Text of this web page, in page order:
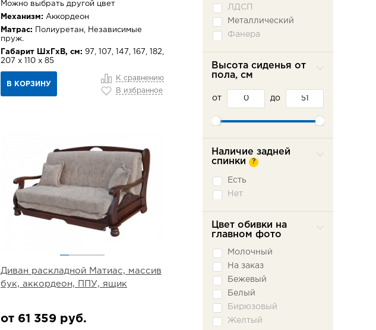
Можно выбрать другой цвет
Механизм: Аккордеон
Матрас: Полиуретан, Независимые
пруж.
Габарит ШхГхВ, см: 97, 107, 147, 167, 182,
207 х 110 х 85
В КОРЗИНУ
К сравнению
В избранное
Диван раскладной Матиас, массив
бук, аккордеон, ППУ, ящик
от 61 359 руб.
ЛДСП
Металлический
Фанера
Высота сиденья от
пола, см
от до
Наличие задней
спинки
?
Есть
Нет
Цвет обивки на
главном фото
Молочный
На заказ
Бежевый
Белый
Бирюзовый
Желтый